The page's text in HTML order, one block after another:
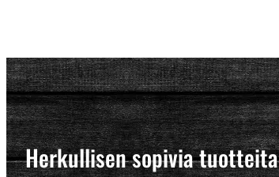
Herkullisen sopivia tuotteita